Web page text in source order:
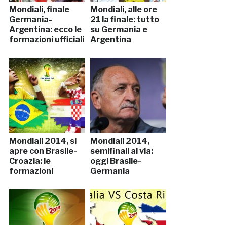
Mondiali, finale
Germania-
Argentina: ecco le
formazioni ufficiali
Mondiali, alle ore
21 la finale: tutto
su Germania e
Argentina
Mondiali 2014, si
apre con Brasile-
Croazia: le
formazioni
Mondiali 2014,
semifinali al via:
oggi Brasile-
Germania